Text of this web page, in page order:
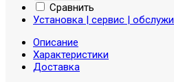
Сравнить
Установка | сервис |
Описание
Характеристики
Доставка